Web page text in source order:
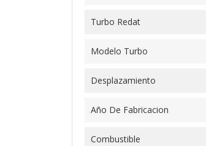
Turbo Redat
Modelo Turbo
Desplazamiento
Año De Fabricacion
Combustible